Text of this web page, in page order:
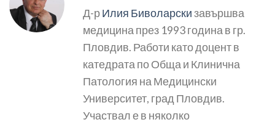
Д-рИлия Биволарскизавършва
медицина през 1993 година в гр.
Пловдив. Работи като доцент в
катедрата по Обща и Клинична
Патология на Медицински
Университет, град Пловдив.
Участвал е в няколко